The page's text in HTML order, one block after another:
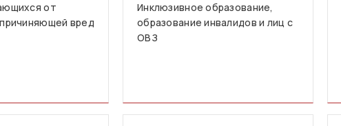
от
вред
Инклюзивное образование,
образование инвалидов и лиц с
ОВЗ